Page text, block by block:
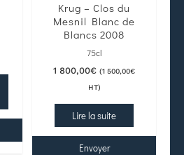
Krug – Clos du
Mesnil Blanc de
Blancs 2008
75cl
1 800,00€ (1 500,00€
HT)
Lire la suite
Envoyer